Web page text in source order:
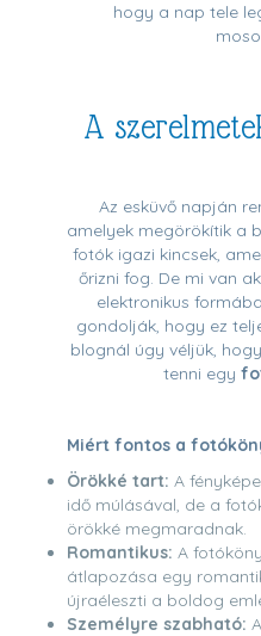
hogy a nap tele
A
Az esküvő napján
amelyek megörökítik a
fotók igazi kincsek,
őrizni fog. De mi van
elektronikus
gondolják, hogy ez
blognál úgy véljük,
tenni egy
Miért fontos a
Örökké tart: A
idő múlásával, de a
örökké megmaradnak.
Romantikus: A
átlapozása egy
újraéleszti a boldog
Személyre szabható: